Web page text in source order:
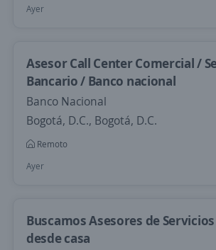
Ayer
Asesor Call Center Comercial /
Bancario / Banco nacional
Banco Nacional
Bogotá, D.C., Bogotá, D.C.
Remoto
Ayer
Buscamos Asesores de
desde casa